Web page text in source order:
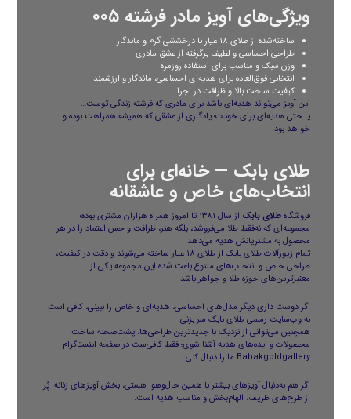
ویژگی‌های آویز مادر فرشته ۰۰۵
ساخته‌شده از طلای ۱۸ عیار با درخششی گرم و ماندگار
طراحی احساسی و لطیف برگرفته از عشق مادری
وزن سبک و مناسب برای استفاده روزمره
انتخابی فوق‌العاده برای هدیه‌ای احساسی، ماندگار و ارزشمند
کیفیت ساخت بالا و ظرافت در اجرا
این آویز می‌تواند هدیه‌ای باشد برای مادری که فرشته زندگی توست…
یا حتی هدیه‌ای برای خودت؛ یادگاری از عشقی که همیشه همراهت بوده و
خواهد بود.
طلای بابک — خانه‌ای برای
انتخاب‌های خاص و عاشقانه
فروشگاهطلای بابک
از سال ۱۳۸۱ تا امروز همراه هزاران مشتری بوده؛
مجموعه‌ای که نه‌فقط طلا می‌فروشد، بلکه هنر، ظرافت و حس اعتماد را در هر
محصول به مشتریانش هدیه می‌دهد.
تمام زیورآلات طلای بابک از طلای ۱۸ عیار ساخته می‌شوند و دقت در کیفیت،
طراحی خاص و انتخاب‌های متنوع باعث شده این مجموعه یکی از
معتبرترین‌های حوزه طلا و جواهر باشد.
اگر دوست داری دیگر مدل‌های احساسی، هدیه‌ای و خاص را ببینی، کافی است
بهوب‌سایت رسمی طلای بابک سر بزنی.
همچنین می‌توانی از نزدیک با جدیدترین طراحی‌ها، پشت‌صحنه ساخت
محصولات و ایده‌های هدیه آشنا شوی؛ فقط کافی‌ست درصفحه اینستاگرام
Babakgoldgallery ما را دنبال کنی.
اگر هم به‌دنبال آویزهای بیشتر با همین حال‌و‌هوا هستی، بخشآویزهای زنانه پُر
از طرح‌های ظریف، الهام‌بخش و مناسب هدیه است.